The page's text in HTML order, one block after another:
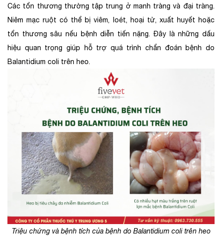
Các tổn thương thường tập trung ở manh tràng và đại tràng.
Niêm mạc ruột có thể bị viêm, loét, hoại tử, xuất huyết hoặc
tổn thương sâu nếu bệnh diễn tiến nặng. Đây là những dấu
hiệu quan trọng giúp hỗ trợ quá trình chẩn đoán bệnh do
Balantidium coli trên heo.
Triệu chứng và bệnh tích của bệnh do Balantidium coli trên heo